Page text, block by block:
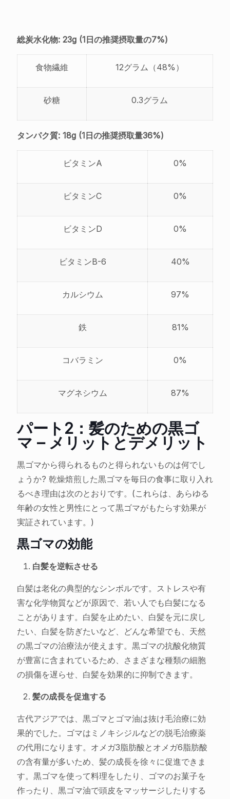
総炭水化物: 23g (1日の推奨摂取量の7%)
食物繊維 12グラム（48%）
砂糖 0.3グラム
タンパク質: 18g (1日の推奨摂取量36%)
ビタミンA 0%
ビタミンC 0%
ビタミンD 0%
ビタミンB-6 40%
カルシウム 97%
鉄 81%
コバラミン 0%
マグネシウム 87%
パート2：髪のための黒ゴ
マ – メリットとデメリット
黒ゴマから得られるものと得られないものは何でし
ょうか? 乾燥焙煎した黒ゴマを毎日の食事に取り入れ
るべき理由は次のとおりです。(これらは、あらゆる
年齢の女性と男性にとって黒ゴマがもたらす効果が
実証されています。)
黒ゴマの効能
白髪を逆転させる
白髪は老化の典型的なシンボルです。ストレスや有
害な化学物質などが原因で、若い人でも白髪になる
ことがあります。白髪を止めたい、白髪を元に戻し
たい、白髪を防ぎたいなど、どんな希望でも、天然
の黒ゴマの治療法が使えます。黒ゴマの抗酸化物質
が豊富に含まれているため、さまざまな種類の細胞
の損傷を遅らせ、白髪を効果的に抑制できます。
髪の成長を促進する
古代アジアでは、黒ゴマとゴマ油は抜け毛治療に効
果的でした。ゴマはミノキシジルなどの脱毛治療薬
の代用になります。オメガ3脂肪酸とオメガ6脂肪酸
の含有量が多いため、髪の成長を徐々に促進できま
す。黒ゴマを使って料理をしたり、ゴマのお菓子を
作ったり、黒ゴマ油で頭皮をマッサージしたりする